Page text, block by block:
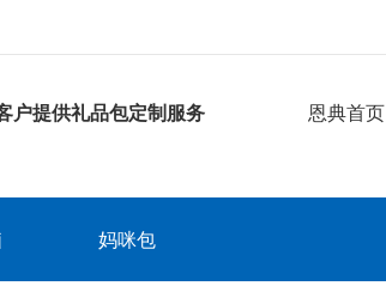
户提供礼品包定制服务 恩典首页
妈咪包